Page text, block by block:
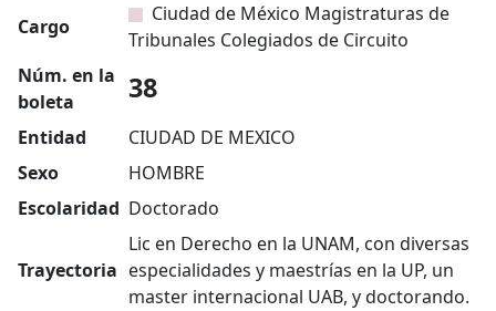
Cargo
Ciudad de México Magistraturas de
Tribunales Colegiados de Circuito
Núm. en la
boleta
38
Entidad
CIUDAD DE MEXICO
Sexo
HOMBRE
Escolaridad Doctorado
Trayectoria
Lic en Derecho en la UNAM, con diversas
especialidades y maestrías en la UP, un
master internacional UAB, y doctorando.